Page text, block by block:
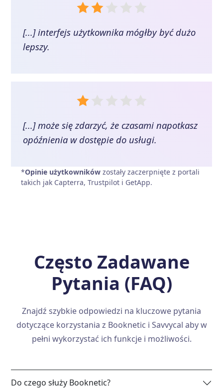
[...] interfejs użytkownika mógłby być dużo
lepszy.
[...] może się zdarzyć, że czasami napotkasz
opóźnienia w dostępie do usługi.
*Opinie użytkowników zostały zaczerpnięte z portali
takich jak Capterra, Trustpilot i GetApp.
Często Zadawane
Pytania (FAQ)
Znajdź szybkie odpowiedzi na kluczowe pytania
dotyczące korzystania z Booknetic i Savvycal aby w
pełni wykorzystać ich funkcje i możliwości.
Do czego służy Booknetic?